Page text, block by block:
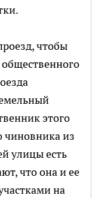
чтобы
этого
чиновника из
улицы есть
что она и ее
на